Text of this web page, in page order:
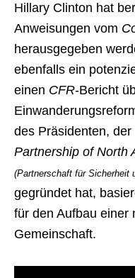
Hillary Clinton hat
Anweisungen vom
herausgegeben
ebenfalls ein
einen CFR-Bericht
des Präsidenten, der
Partnership of North
(Partnerschaft für Sicherheit
gegründet hat,
für den Aufbau einer
Gemeinschaft.